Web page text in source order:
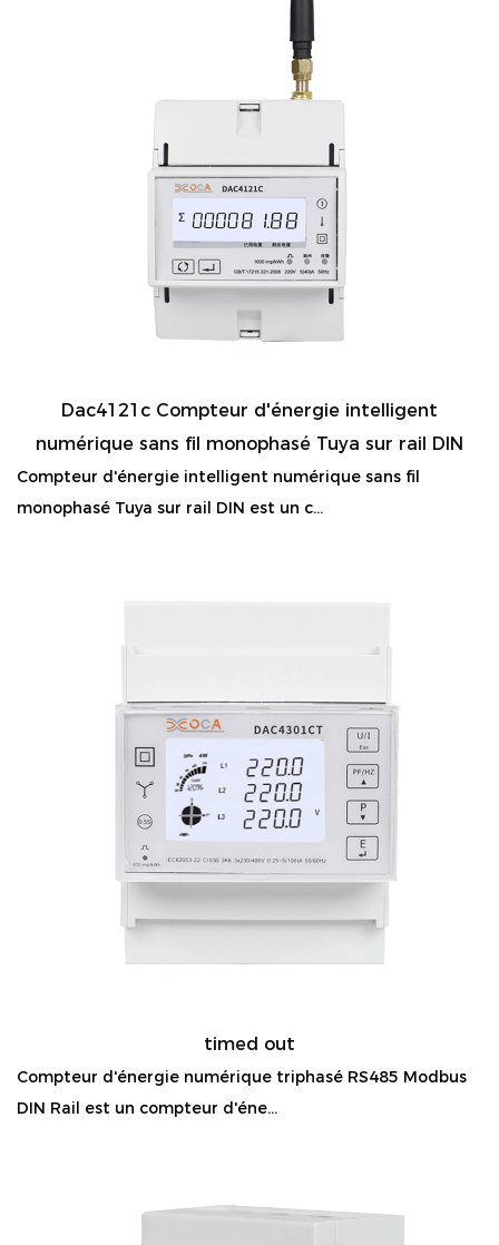
Dac4121c Compteur d'énergie intelligent
numérique sans fil monophasé Tuya sur rail DIN
Compteur d'énergie intelligent numérique sans fil
monophasé Tuya sur rail DIN est un c...
timed out
Compteur d'énergie numérique triphasé RS485 Modbus
DIN Rail est un compteur d'éne...